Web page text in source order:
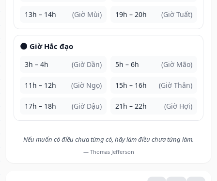
13h – 14h (Giờ Mùi) 19h – 20h (Giờ Tuất)
🌑 Giờ Hắc đạo
3h – 4h (Giờ Dần) 5h – 6h (Giờ Mão)
11h – 12h (Giờ Ngọ) 15h – 16h (Giờ Thân)
17h – 18h (Giờ Dậu) 21h – 22h (Giờ Hợi)
Nếu muốn có điều chưa từng có, hãy làm điều chưa từng làm.
— Thomas Jefferson